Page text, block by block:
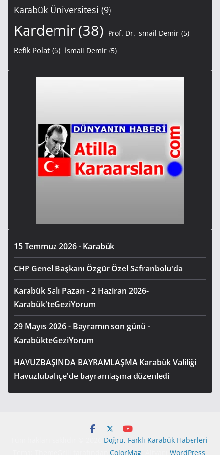
Karabük Üniversitesi (9)
Kardemir(38) Prof. Dr. İsmail Demir (5)
Refik Polat (6) İsmail Demir (5)
15 Temmuz 2026 - Karabük
CHP Genel Başkanı Özgür Özel Safranbolu'da
Karabük Salı Pazarı - 2 Haziran 2026-
Karabük'teGeziYorum
29 Mayıs 2026 - Bayramın son günü -
KarabükteGeziYorum
HAVUZBAŞINDA BAYRAMLAŞMA Karabük Valiliği
Havuzlubahçe'de bayramlaşma düzenledi
Doğru, Farklı Karabük Haberleri
ColorMag WordPress